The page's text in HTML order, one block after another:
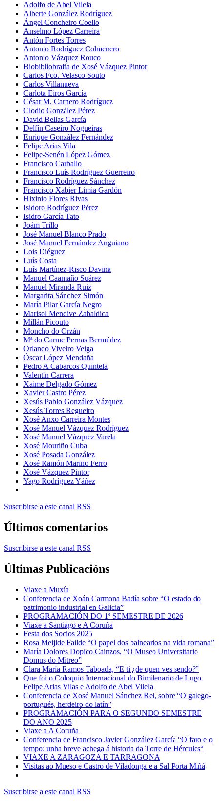
Adolfo de Abel Vilela
Alberte González Rodríguez
Ángel Concheiro Coello
Anselmo López Carreira
Antón Fortes Torres
Antonio Rodríguez Colmenero
Antonio Vázquez Rouco
Biobibliobrafía de Xosé Vázquez Pintor
Carlos Fco. Velasco Souto
Carlos Villanueva
Carlota Eiros García
César M. Carnero Rodríguez
Clodio González Pérez
David Bellas García
Delfín Caseiro Nogueiras
Enrique González Fernández
Felipe Arias Vila
Felipe-Senén López Gómez
Francisco Carballo
Francisco Luís Rodríguez Guerreiro
Francisco Rodríguez Sánchez
Francisco Xabier Limia Gardón
Hixinio Flores Rivas
Isidoro Rodríguez Pérez
Isidro García Tato
Joám Trillo
José Manuel Blanco Prado
José Manuel Fernández Anguiano
Lois Diéguez
Luís Costa
Luís Martínez-Risco Daviña
Manuel Caamaño Suárez
Manuel Miranda Ruiz
Margarita Sánchez Simón
María Pilar García Negro
Marisol Mendive Zabaldica
Millán Picouto
Moncho do Orzán
Mª do Carme Pernas Bermúdez
Orlando Viveiro Veiga
Óscar López Mendaña
Pedro A Cabarcos Quintela
Valentín Carrera
Xaime Delgado Gómez
Xavier Castro Pérez
Xesús Pablo González Vázquez
Xesús Torres Regueiro
Xosé Anxo Carreira Montes
Xosé Manuel Vázquez Rodríguez
Xosé Manuel Vázquez Varela
Xosé Mouriño Cuba
Xosé Posada González
Xosé Ramón Mariño Ferro
Xosé Vázquez Pintor
Yago Rodríguez Yáñez
Suscribirse a este canal RSS
Últimos comentarios
Suscribirse a este canal RSS
Últimas Publicacións
Viaxe a Muxía
Conferencia de Xoán Carmona Badía sobre “O estado do
patrimonio industrial en Galicia”
PROGRAMACIÓN DO 1º SEMESTRE DE 2026
Viaxe a Santiago e A Coruña
Festa dos Socios 2025
Rosa Meijide Failde “O papel dos balnearios na vida romana”
María Dolores Dopico Cainzos, “O Museo Universitario
Domus do Mitreo”
Clara María Ramos Taboada, “E ti ¿de quen ves sendo?”
Que foi o Coloquio Internacional do Bimilenario de Lugo.
Felipe Arias Vilas e Adolfo de Abel Vilela
Conferencia de Xosé Manuel Sánchez Rei, sobre “O galego-
portugués, herdeiro do latín”
PROGRAMACIÓN PARA O SEGUNDO SEMESTRE
DO ANO 2025
Viaxe a A Coruña
Conferencia de Francisco Javier González García “O faro e o
tempo: unha breve achega á historia da Torre de Hércules“
VIAXE A ZARAGOZA E TARRAGONA
Visitas ao Mueso e Castro de Viladonga e a Sal Porta Miñá
Suscribirse a este canal RSS